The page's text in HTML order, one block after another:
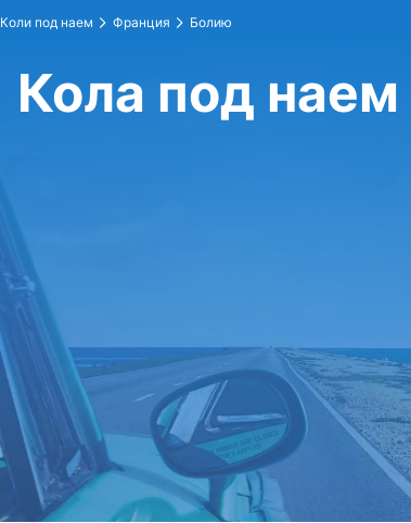
Коли под наем Франция Болию
Кола под